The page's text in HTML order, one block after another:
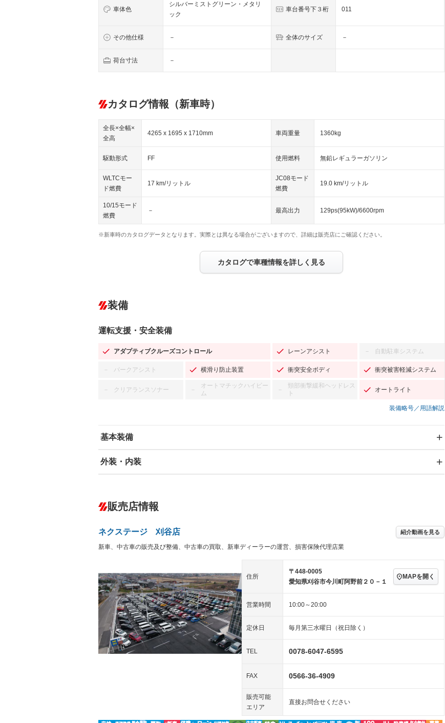
車体色
シルバーミストグリーン・メタリ
ック
車台番号下３桁 011
その他仕様 － 全体のサイズ －
荷台寸法 －
カタログ情報（新車時）
全長×全幅×
全高
4265 x 1695 x 1710mm 車両重量 1360kg
駆動形式 FF 使用燃料 無鉛レギュラーガソリン
WLTCモー
ド燃費
17 km/リットル
JC08モード
燃費
19.0 km/リットル
10/15モード
燃費
－ 最高出力 129ps(95kW)/6600rpm
※新車時のカタログデータとなります。実際とは異なる場合がございますので、詳細は販売店にご確認ください。
カタログで車種情報を詳しく見る
装備
運転支援・安全装備
アダプティブクルーズコントロール レーンアシスト － 自動駐車システム
－ パークアシスト 横滑り防止装置 衝突安全ボディ 衝突被害軽減システム
－ クリアランスソナー －
オートマチックハイビー
ム
－
頸部衝撃緩和ヘッドレス
ト
オートライト
装備略号／用語解説
基本装備
エアバッグ：運転席/助手席/サイド
－ ダウンヒルアシストコントロール
Bluetooth接続 センターデフロック
装備略号／用語解説
外装・内装
オーディオ：CDまたはCDチェンジャー
－
ヘッドライトウォッシャ
ー
キーレス
LEDヘッドランプ － HID(キセノンライト) － ポータブルナビ
スマートキー ローダウン
－ ランフラットタイヤ － パワーシート 3列シート ベンチシート
－ フルフラットシート － チップアップシート オットマン
シートヒーター ウォークスルー 後席モニター
フロントカメラ シートエアコン
販売店情報
ネクステージ 刈谷店 紹介動画を見る
新車、中古車の販売及び整備、中古車の買取、新車ディーラーの運営、損害保険代理店業
住所
〒448-0005
愛知県刈谷市今川町阿野前２０－１
MAPを開く
営業時間 10:00～20:00
定休日 毎月第三水曜日（祝日除く）
TEL 0078-6047-6595
FAX 0566-36-4909
販売可能
エリア
直接お問合せください